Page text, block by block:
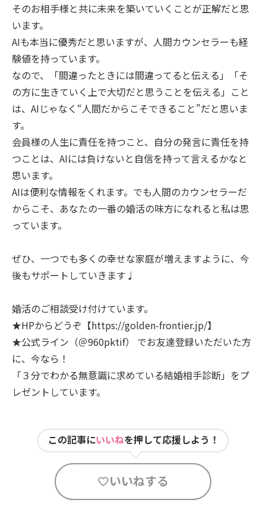
そのお相手様と共に未来を築いていくことが正解だと思
います。
AIも本当に優秀だと思いますが、人間カウンセラーも経
験値を持っています。
なので、「間違ったときには間違ってると伝える」「そ
の方に生きていく上で大切だと思うことを伝える」こと
は、AIじゃなく“人間だからこそできること”だと思いま
す。
会員様の人生に責任を持つこと、自分の発言に責任を持
つことは、AIには負けないと自信を持って言えるかなと
思います。
AIは便利な情報をくれます。でも人間のカウンセラーだ
からこそ、あなたの一番の婚活の味方になれると私は思
っています。
ぜひ、一つでも多くの幸せな家庭が増えますように、今
後もサポートしていきます♩
婚活のご相談受け付けています。
★HPからどうぞ【https://golden-frontier.jp/】
★公式ライン（＠960pktif） でお友達登録いただいた方
に、今なら！
「３分でわかる無意識に求めている結婚相手診断」をプ
レゼントしています。
この記事にいいねを押して応援しよう！
いいねする